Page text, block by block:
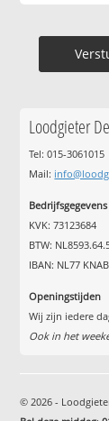
Loodgieter
Tel: 015-3061015
Mail:
KVK: 73123684
BTW:
IBAN: NL77
Openingstijden
Wij zijn iedere
Ook in het
© 2026 -